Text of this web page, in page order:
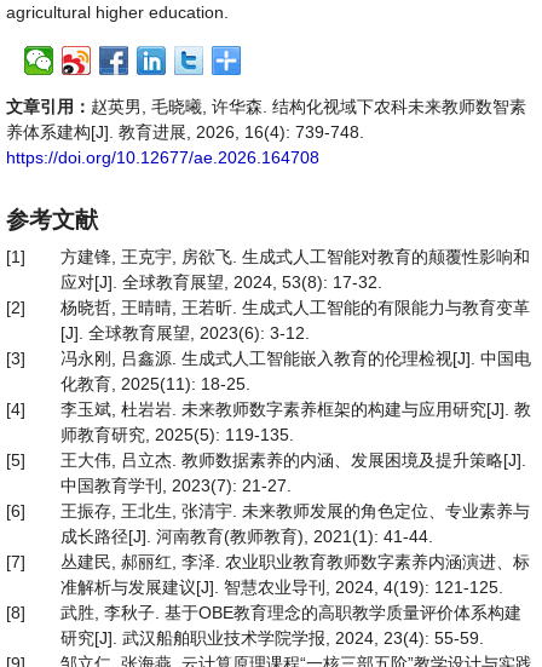
agricultural higher education.
文章引用： 赵英男, 毛晓曦, 许华森. 结构化视域下农科未来教师数智素
养体系建构[J]. 教育进展, 2026, 16(4): 739-748.
https://doi.org/10.12677/ae.2026.164708
参考文献
[1]
方建锋, 王克宇, 房欲飞. 生成式人工智能对教育的颠覆性影响和
应对[J]. 全球教育展望, 2024, 53(8): 17-32.
[2]
杨晓哲, 王晴晴, 王若昕. 生成式人工智能的有限能力与教育变革
[J]. 全球教育展望, 2023(6): 3-12.
[3]
冯永刚, 吕鑫源. 生成式人工智能嵌入教育的伦理检视[J]. 中国电
化教育, 2025(11): 18-25.
[4]
李玉斌, 杜岩岩. 未来教师数字素养框架的构建与应用研究[J]. 教
师教育研究, 2025(5): 119-135.
[5]
王大伟, 吕立杰. 教师数据素养的内涵、发展困境及提升策略[J].
中国教育学刊, 2023(7): 21-27.
[6]
王振存, 王北生, 张清宇. 未来教师发展的角色定位、专业素养与
成长路径[J]. 河南教育(教师教育), 2021(1): 41-44.
[7]
丛建民, 郝丽红, 李泽. 农业职业教育教师数字素养内涵演进、标
准解析与发展建议[J]. 智慧农业导刊, 2024, 4(19): 121-125.
[8]
武胜, 李秋子. 基于OBE教育理念的高职教学质量评价体系构建
研究[J]. 武汉船舶职业技术学院学报, 2024, 23(4): 55-59.